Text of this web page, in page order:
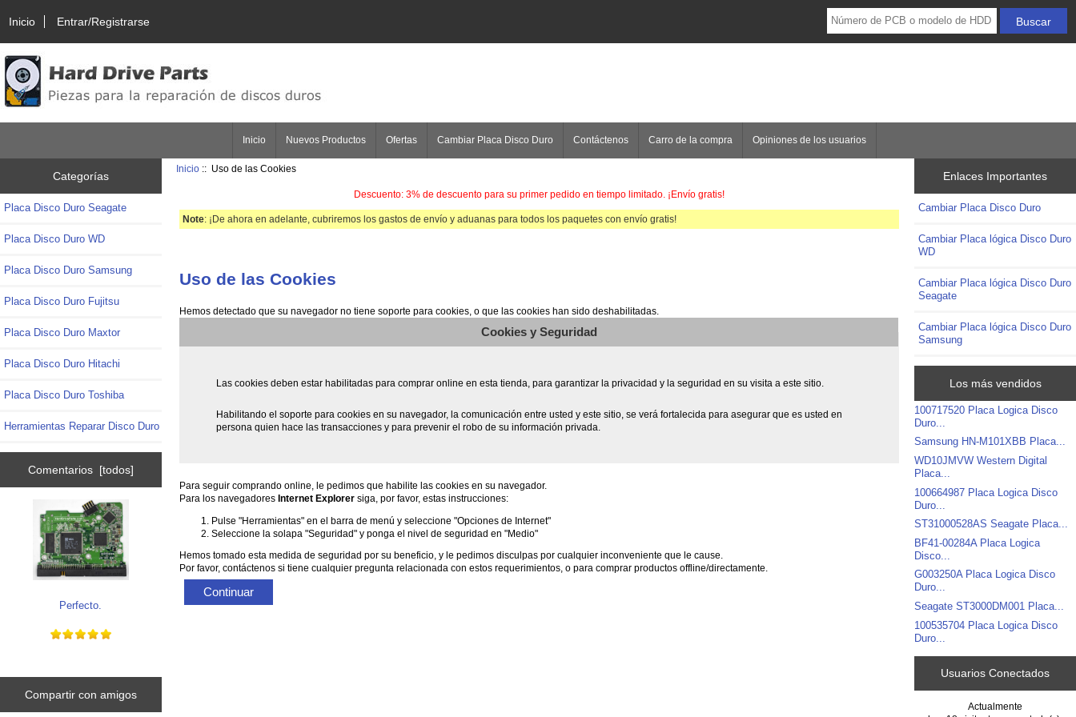
Inicio Entrar/Registrarse
Inicio Nuevos Productos Ofertas Cambiar Placa Disco Duro Contáctenos Carro de la compra Opiniones de los usuarios
Categorías
Placa Disco Duro Seagate
Placa Disco Duro WD
Placa Disco Duro Samsung
Placa Disco Duro Fujitsu
Placa Disco Duro Maxtor
Placa Disco Duro Hitachi
Placa Disco Duro Toshiba
Herramientas Reparar Disco Duro
Comentarios [todos]
Perfecto.
Compartir con amigos
Inicio :: Uso de las Cookies
Descuento: 3% de descuento para su primer pedido en tiempo limitado. ¡Envío gratis!
Note: ¡De ahora en adelante, cubriremos los gastos de envío y aduanas para todos los paquetes con envío gratis!
Uso de las Cookies
Hemos detectado que su navegador no tiene soporte para cookies, o que las cookies han sido deshabilitadas.
Cookies y Seguridad
Las cookies deben estar habilitadas para comprar online en esta tienda, para garantizar la privacidad y la seguridad en su visita a este sitio.
Habilitando el soporte para cookies en su navegador, la comunicación entre usted y este sitio, se verá fortalecida para asegurar que es usted en
persona quien hace las transacciones y para prevenir el robo de su información privada.
Para seguir comprando online, le pedimos que habilite las cookies en su navegador.
Para los navegadores Internet Explorersiga, por favor, estas instrucciones:
Pulse "Herramientas" en el barra de menú y seleccione "Opciones de Internet"
Seleccione la solapa "Seguridad" y ponga el nivel de seguridad en "Medio"
Hemos tomado esta medida de seguridad por su beneficio, y le pedimos disculpas por cualquier inconveniente que le cause.
Por favor, contáctenos si tiene cualquier pregunta relacionada con estos requerimientos, o para comprar productos offline/directamente.
Continuar
Enlaces Importantes
Cambiar Placa Disco Duro
Cambiar Placa lógica Disco Duro
WD
Cambiar Placa lógica Disco Duro
Seagate
Cambiar Placa lógica Disco Duro
Samsung
Los más vendidos
100717520 Placa Logica Disco
Duro...
Samsung HN-M101XBB Placa...
WD10JMVW Western Digital
Placa...
100664987 Placa Logica Disco
Duro...
ST31000528AS Seagate Placa...
BF41-00284A Placa Logica
Disco...
G003250A Placa Logica Disco
Duro...
Seagate ST3000DM001 Placa...
100535704 Placa Logica Disco
Duro...
Usuarios Conectados
Actualmente